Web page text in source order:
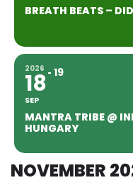
BREATH BEATS –
2026
18
SEP
19
MANTRA TRIBE @
HUNGARY
NOVEMBER